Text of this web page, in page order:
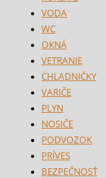
VODA
WC
OKNÁ
VETRANIE
CHLADNIČKY
VARIČE
PLYN
NOSIČE
PODVOZOK
PRÍVES
BEZPEČNOSŤ